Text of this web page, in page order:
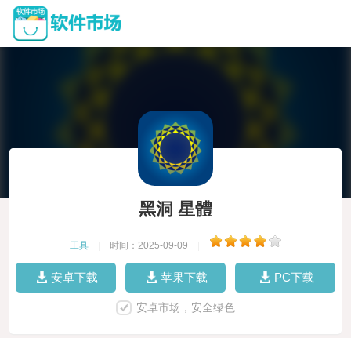
黑洞 星體
工具 时间：2025-09-09
安卓下载 苹果下载 PC下载
安卓市场，安全绿色